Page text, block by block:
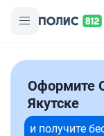
Оформите
Якутске
и получите